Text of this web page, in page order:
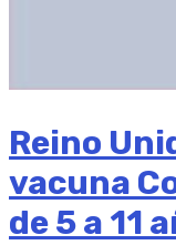
Reino
vacuna
de 5 a 11